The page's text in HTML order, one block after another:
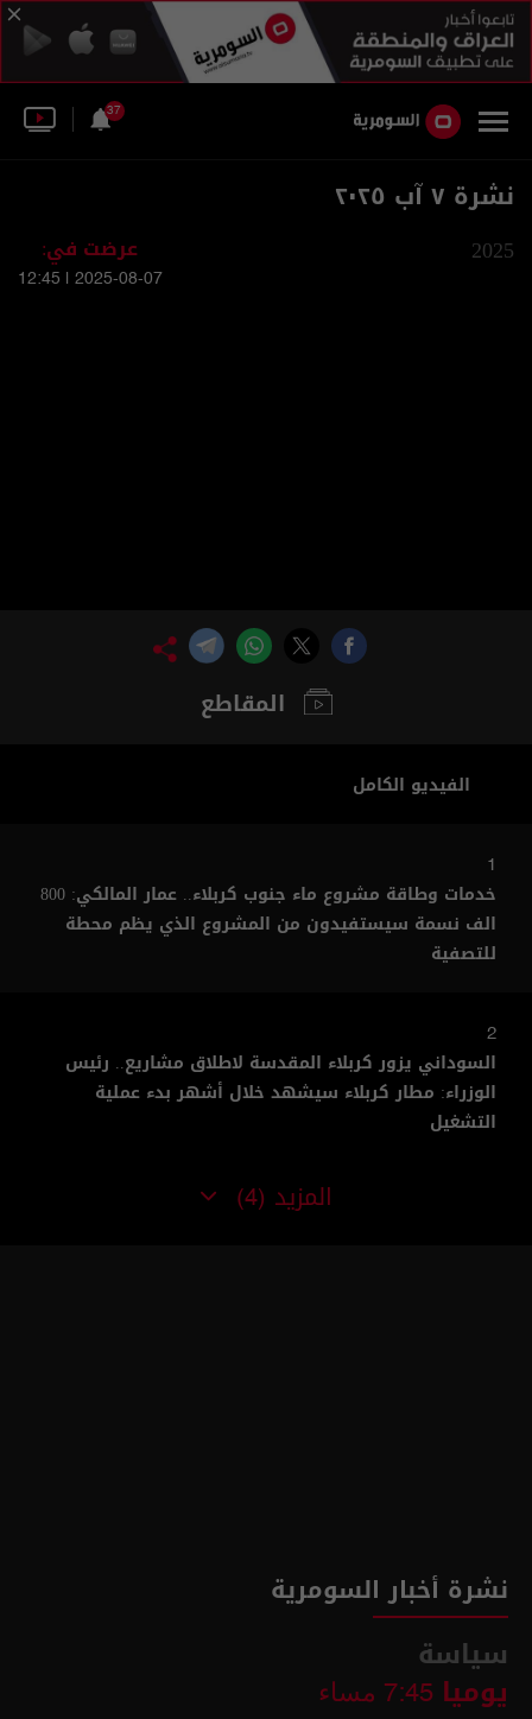
37
نشرة ٧ آب ٢٠٢٥
2025 عرضت في:
2025-08-07 | 12:45
المقاطع
الفيديو الكامل
1
خدمات وطاقة مشروع ماء جنوب كربلاء.. عمار المالكي: 800
الف نسمة سيستفيدون من المشروع الذي يظم محطة
للتصفية
2
السوداني يزور كربلاء المقدسة لاطلاق مشاريع.. رئيس
الوزراء: مطار كربلاء سيشهد خلال أشهر بدء عملية
التشغيل
المزيد (4)
نشرة أخبار السومرية
سياسة
يوميا 7:45 مساء